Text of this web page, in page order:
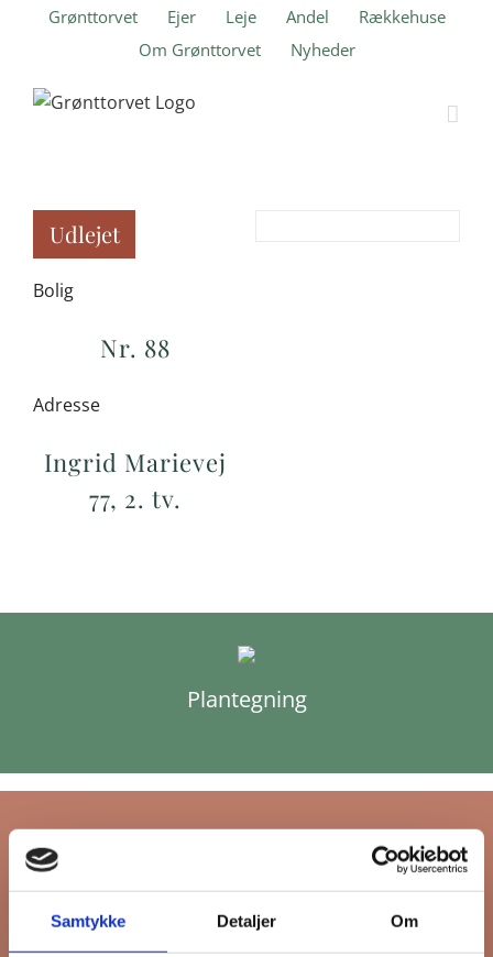
Samtykke Detaljer Om
Grønttorvet Ejer Leje Andel
Rækkehuse
Om Grønttorvet
Nyheder
Udlejet
Bolig
Nr. 88
Adresse
Ingrid Marievej
77, 2. tv.
Plantegning
Tilmeld dig FB